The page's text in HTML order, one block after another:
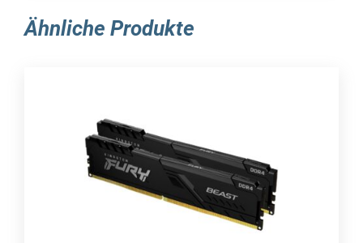
Einzelmodulkapazitäten von 4GB bis 32GB
FURY Beast DDR4 bleibt kühl, dank stylischem,
schlankem Kühlkörper.
Einige ältere Chipsätze/Prozessoren von Intel
vor der 8. Generation wurden nicht aktualisiert,
um Speichermodule mit DDR4-DRAM mit 16
Gbit Dichte zu unterstützen. Erkundige dich
Ähnliche Produkte